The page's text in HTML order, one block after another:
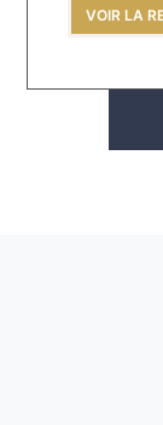
VOIR LA